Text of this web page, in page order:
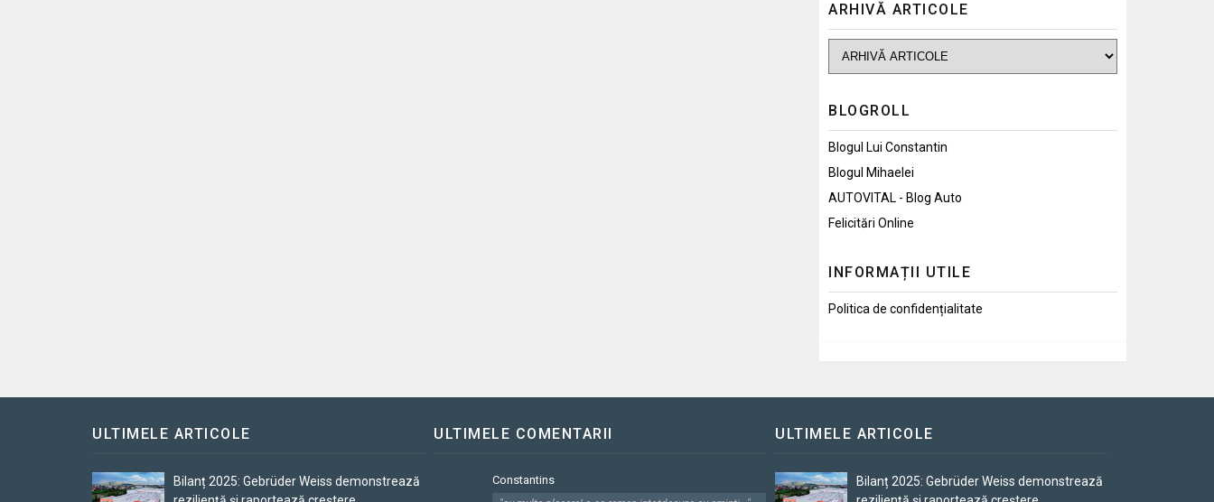
ARHIVĂ ARTICOLE
BLOGROLL
Blogul Lui Constantin
Blogul Mihaelei
AUTOVITAL - Blog Auto
Felicitări Online
INFORMAȚII UTILE
Politica de confidențialitate
ULTIMELE ARTICOLE
Bilanț 2025: Gebrüder Weiss demonstrează
ULTIMELE COMENTARII
Constantins
ULTIMELE ARTICOLE
Bilanț 2025: Gebrüder Weiss demonstrează